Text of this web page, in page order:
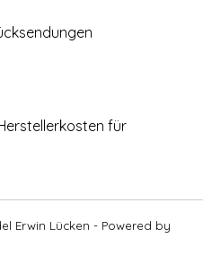
für
Erwin Lücken - Powered by